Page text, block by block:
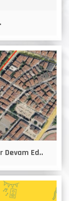
Devam Ed..